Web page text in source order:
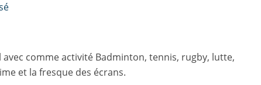
comme activité Badminton, tennis, rugby, lutte,
et la fresque des écrans.